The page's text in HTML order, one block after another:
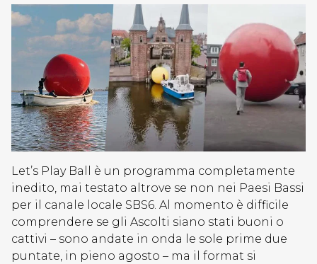
Let’s Play Ball è un programma completamente
inedito, mai testato altrove se non nei Paesi Bassi
per il canale locale SBS6. Al momento è difficile
comprendere se gli Ascolti siano stati buoni o
cattivi – sono andate in onda le sole prime due
puntate, in pieno agosto – ma il format si